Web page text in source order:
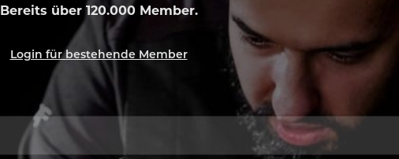
Bereits über 120.000 Member.
Login für bestehende Member